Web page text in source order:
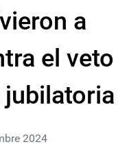
a
el veto
2024